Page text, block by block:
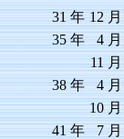
31 年 12 月
35 年 4 月
11 月
38 年 4 月
10 月
41 年 7 月